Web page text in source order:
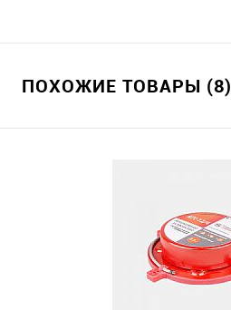
ПОХОЖИЕ ТОВАРЫ (8)